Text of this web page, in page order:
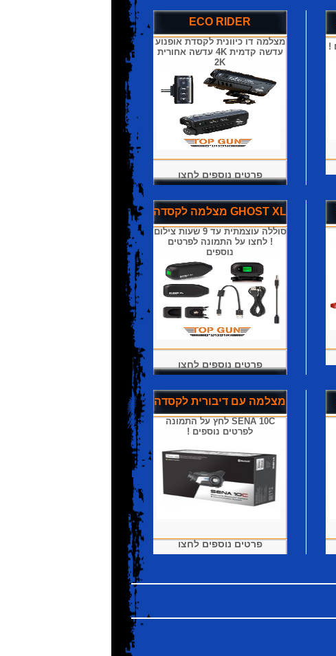
ECO RIDER
מצלמה דו כיוונית לקסדת אופנוע
עדשה קדמית 4K עדשה אחורית
2K
פרטים נוספים לחצו
מצלמה לקסדה GHOST XL
סוללה עוצמתית עד 9 שעות צילום
! לחצו על התמונה לפרטים
נוספים
פרטים נוספים לחצו
מצלמה עם דיבורית לקסדה
SENA 10C לחץ על התמונה
לפרטים נוספים !
פרטים נוספים לחצו